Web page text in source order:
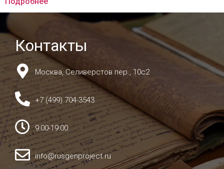
Контакты
Москва, Селиверстов пер., 10с2
+7 (499) 704-3543
9:00-19:00
info@rusgenproject.ru